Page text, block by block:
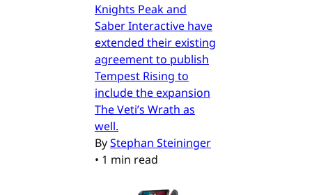
Knights Peak and
Saber Interactive have
extended their existing
agreement to publish
Tempest Rising to
include the expansion
The Veti’s Wrath as
well.
ByStephan Steininger
• 1 min read